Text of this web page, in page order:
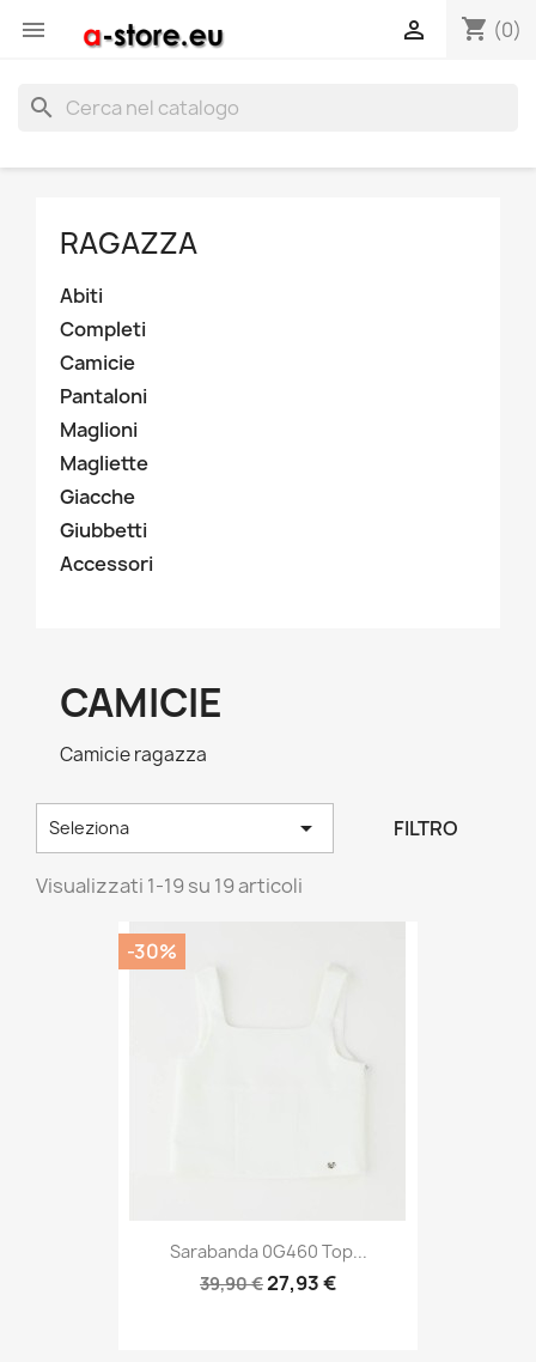
 shopping_cart (0)

search
RAGAZZA
Abiti
Completi
Camicie
Pantaloni
Maglioni
Magliette
Giacche
Giubbetti
Accessori
CAMICIE
Camicie ragazza
Seleziona  FILTRO
Visualizzati 1-19 su 19 articoli
Sarabanda 0G460 Top...
39,90 €27,93 €
-30%